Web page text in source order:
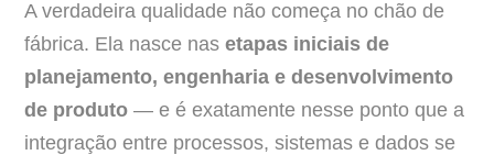
A verdadeira qualidade não começa no chão de
fábrica. Ela nasce nas etapas iniciais de
planejamento, engenharia e desenvolvimento
de produto — e é exatamente nesse ponto que a
integração entre processos, sistemas e dados se